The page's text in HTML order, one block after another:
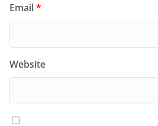
Email*
Website